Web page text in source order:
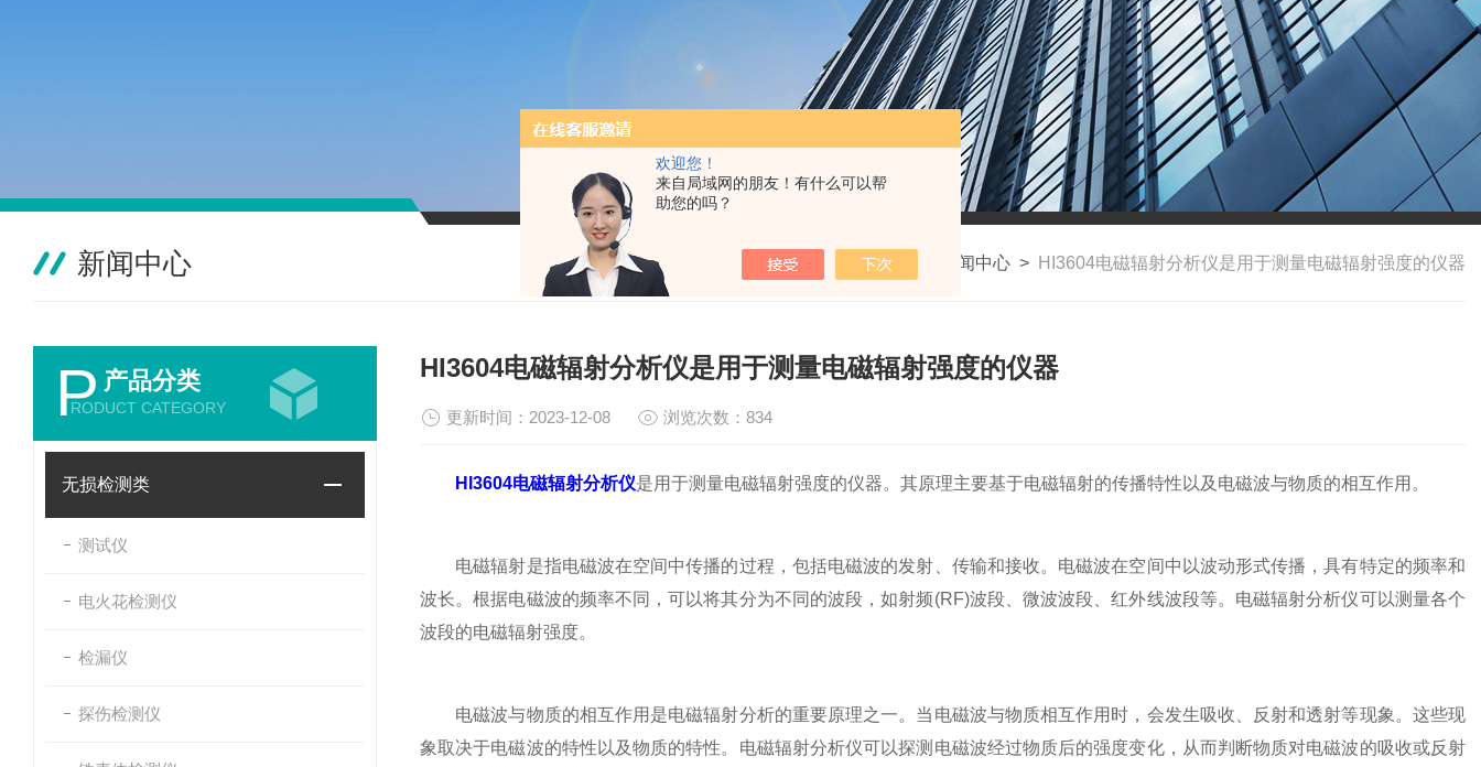
欢迎您！
来自局域网的朋友！有什么可以帮
助您的吗？
新闻中心 我的位置：首页 新闻中心 > HI3604电磁辐射分析仪是用于测量电磁辐射强度的仪器
P 产品分类
RODUCT CATEGORY
无损检测类
测试仪
电火花检测仪
检漏仪
探伤检测仪
HI3604电磁辐射分析仪是用于测量电磁辐射强度的仪器
更新时间：2023-12-08 浏览次数：834
HI3604电磁辐射分析仪是用于测量电磁辐射强度的仪器。其原理主要基于电磁辐射的传播特性以及电磁波与物质的相互作用。
电磁辐射是指电磁波在空间中传播的过程，包括电磁波的发射、传输和接收。电磁波在空间中以波动形式传播，具有特定的频率和
波长。根据电磁波的频率不同，可以将其分为不同的波段，如射频(RF)波段、微波波段、红外线波段等。电磁辐射分析仪可以测量各个
波段的电磁辐射强度。
电磁波与物质的相互作用是电磁辐射分析的重要原理之一。当电磁波与物质相互作用时，会发生吸收、反射和透射等现象。这些现
象取决于电磁波的特性以及物质的特性。电磁辐射分析仪可以探测电磁波经过物质后的强度变化，从而判断物质对电磁波的吸收或反射